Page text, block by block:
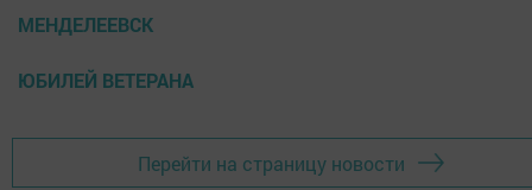
МЕНДЕЛЕЕВСК
ЮБИЛЕЙ ВЕТЕРАНА
Перейти на страницу новости